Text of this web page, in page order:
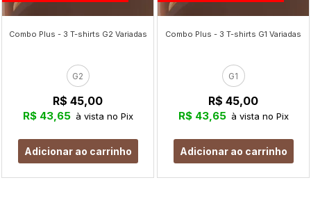
Combo Plus - 3 T-shirts G2 Variadas
G2
R$ 45,00
R$ 43,65 à vista no Pix
Adicionar ao carrinho
Combo Plus - 3 T-shirts G1 Variadas
G1
R$ 45,00
R$ 43,65 à vista no Pix
Adicionar ao carrinho